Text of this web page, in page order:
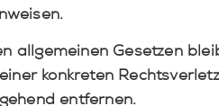
allgemeinen Gesetzen
konkreten
entfernen.